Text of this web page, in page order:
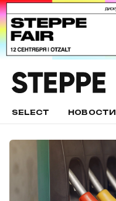
SELECT НОВОСТИ